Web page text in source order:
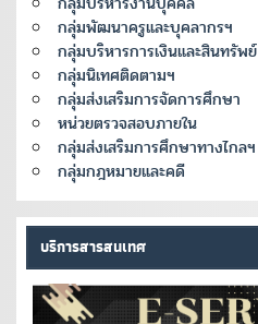
กลุ่มพัฒนาครูและบุคลากรฯ
กลุ่มบริหารการเงินและสินทรัพย์
กลุ่มนิเทศติดตามฯ
กลุ่มส่งเสริมการจัดการศึกษา
หน่วยตรวจสอบภายใน
กลุ่มส่งเสริมการศึกษาทางไกลฯ
กลุ่มกฎหมายและคดี
บริการสารสนเทศ